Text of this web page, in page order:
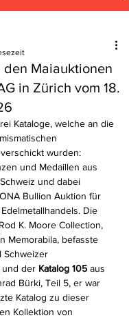
Maiauktionen
in Zürich vom 18.
Kataloge, welche an die
wurden:
und Medaillen aus
und dabei
Bullion Auktion für
Die
K. Moore Collection,
Memorabila, befasste
Schweizer
und der Katalog 105 aus
Bürki, Teil 5, er war
Katalog zu dieser
Kollektion von